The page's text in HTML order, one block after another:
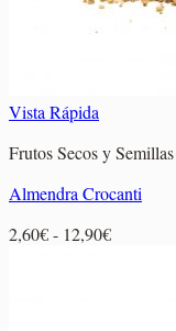
Vista Rápida
Frutos Secos y Semillas
Almendra Crocanti
2,60€- 12,90€Rango